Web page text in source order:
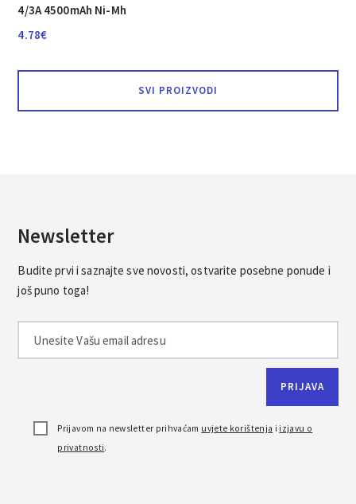
4/3A 4500mAh Ni-Mh
4.78€
SVI PROIZVODI
Newsletter
Budite prvi i saznajte sve novosti, ostvarite posebne ponude i
još puno toga!
Prijavom na newsletter prihvaćam uvjete korištenja i izjavu o
privatnosti.